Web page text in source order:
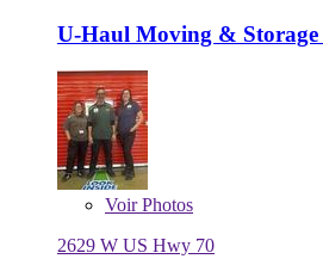
U-Haul Moving &
VoirPhotos
2629 W US Hwy 70